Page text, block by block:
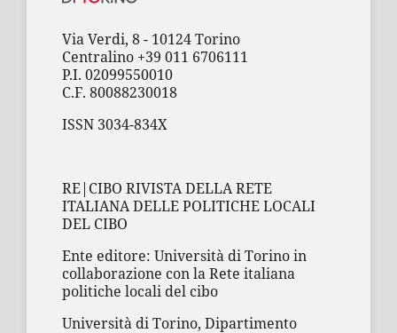
Via Verdi, 8 - 10124 Torino
Centralino +39 011 6706111
P.I. 02099550010
C.F. 80088230018
ISSN 3034-834X
RE|CIBO RIVISTA DELLA RETE
ITALIANA DELLE POLITICHE LOCALI
DEL CIBO
Ente editore: Università di Torino in
collaborazione con la Rete italiana
politiche locali del cibo
Università di Torino, Dipartimento